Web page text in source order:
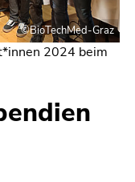
©BioTechMed-Graz
2024 beim